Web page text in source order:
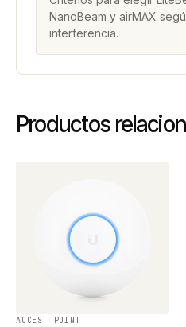
NanoBeam y airMAX
interferencia.
Productos
ACCEST POINT